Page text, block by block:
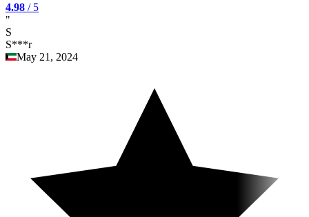
4.98 / 5
"
S
S***r
May 21, 2024